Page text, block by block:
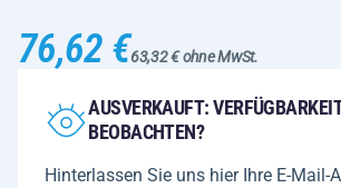
76,62 €63,32 € ohne MwSt.
AUSVERKAUFT:
BEOBACHTEN?
Hinterlassen Sie uns hier Ihre E-Mail-